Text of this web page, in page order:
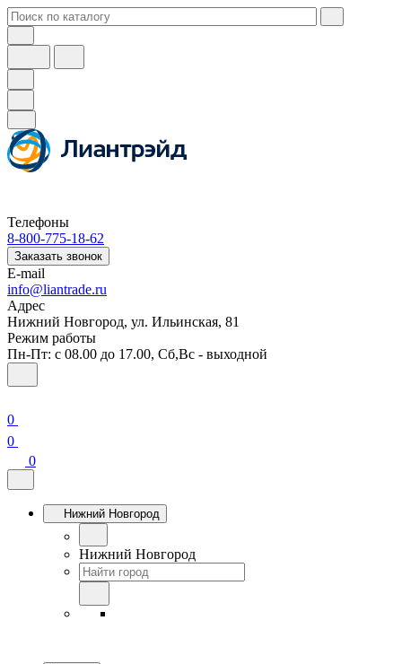
Телефоны
8-800-775-18-62
Заказать звонок
E-mail
info@liantrade.ru
Адрес
Нижний Новгород, ул. Ильинская, 81
Режим работы
Пн-Пт: c 08.00 до 17.00, Cб,Вс - выходной
0
0
0
Нижний Новгород
Нижний Новгород